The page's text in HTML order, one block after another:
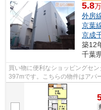
5.8
外房
京葉
京成
築12
千葉
買い物に便利なショッピングセ
397mです。こちらの物件はアパ
にごみ置き場のある物件です。こ